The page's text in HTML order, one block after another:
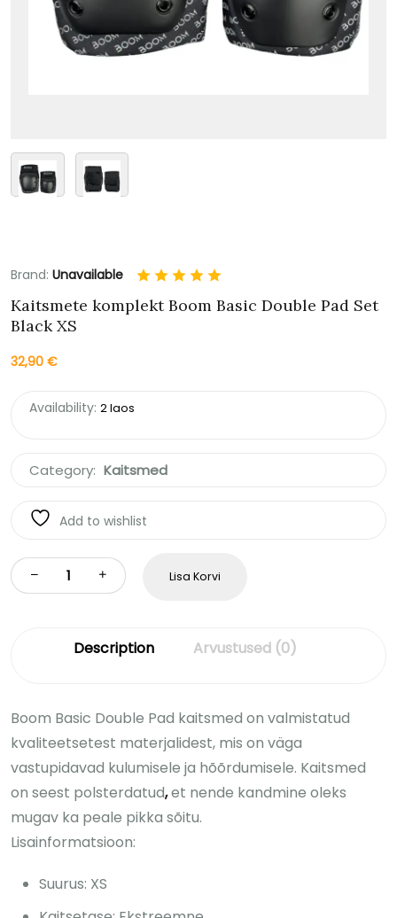
Brand: Unavailable
Kaitsmete komplekt Boom Basic Double Pad Set
Black XS
32,90 €
Availability: 2 laos
Category: Kaitsmed
Add to wishlist
Lisa Korvi
Description Arvustused (0)
Boom Basic Double Pad kaitsmed on valmistatud
kvaliteetsetest materjalidest, mis on väga
vastupidavad kulumisele ja hõõrdumisele. Kaitsmed
on seest polsterdatud,et nende kandmine oleks
mugav ka peale pikka sõitu.
Lisainformatsioon:
Suurus: XS